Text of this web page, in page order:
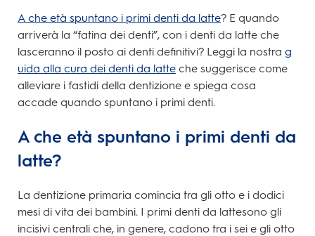
A che età spuntano i primi denti da latte? E quando
arriverà la “fatina dei denti”, con i denti da latte che
lasceranno il posto ai denti definitivi? Leggi la nostra g
uida alla cura dei denti da latte che suggerisce come
alleviare i fastidi della dentizione e spiega cosa
accade quando spuntano i primi denti.
A che età spuntano i primi denti da
latte?
La dentizione primaria comincia tra gli otto e i dodici
mesi di vita dei bambini. I primi denti da lattesono gli
incisivi centrali che, in genere, cadono tra i sei e gli otto